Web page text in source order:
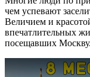
чем успевают
Величием и
впечатлительных
посещавших Москву.